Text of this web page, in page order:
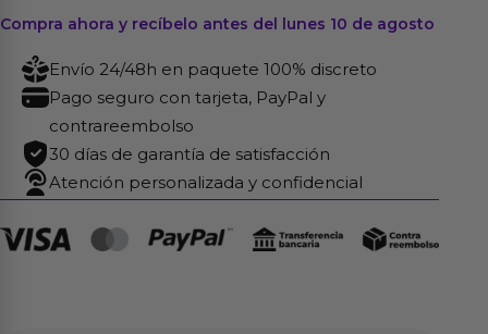
Compra ahora y recíbelo antes del lunes 10 de agosto
Envío 24/48h en paquete 100% discreto
Pago seguro con tarjeta, PayPal y
contrareembolso
30 días de garantía de satisfacción
Atención personalizada y confidencial